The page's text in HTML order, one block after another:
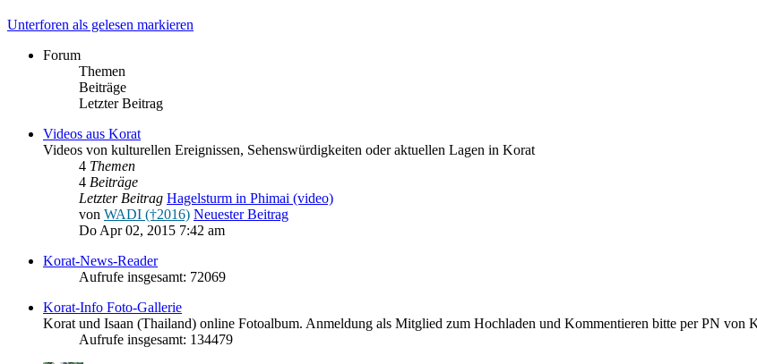
Unterforen als gelesen markieren
Forum
Themen
Beiträge
Letzter Beitrag
Videos aus Korat
Videos von kulturellen Ereignissen, Sehenswürdigkeiten oder aktuellen Lagen in Korat
4 Themen
4 Beiträge
Letzter Beitrag Hagelsturm in Phimai (video)
von WADI (†2016) Neuester Beitrag
Do Apr 02, 2015 7:42 am
Korat-News-Reader
Aufrufe insgesamt: 72069
Korat-Info Foto-Gallerie
Korat und Isaan (Thailand) online Fotoalbum. Anmeldung als Mitglied zum Hochladen und Kommentieren bitte per PN von
Aufrufe insgesamt: 134479